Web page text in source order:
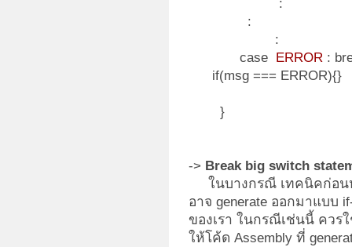
:
:
case ERROR :
if(msg === ERROR){}
}
-> Break big switch
ในบางกรณี เทคนิคก่อนห
อาจ generate ออกมาแบบ
ของเรา ในกรณีเช่นนี้ ควร
ให้โค้ด Assembly ที่